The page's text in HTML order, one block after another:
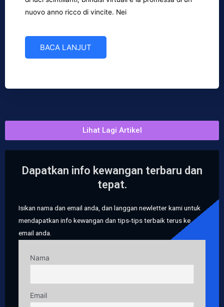
nuovo anno ricco di vincite. Nei
BACA LANJUT
Lihat Lagi Artikel
Dapatkan info kewangan terbaru dan
tepat.
Isikan nama dan email anda, dan langgan newletter kami untuk
mendapatkan info kewangan dan tips-tips terbaik terus ke
email anda.
and live dealer games. The platform emphasizes smooth
casino atmosphere.
Nama
Email